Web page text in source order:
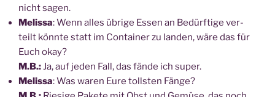
nicht sagen.
Melis­sa: Wenn alles übri­ge Essen an Bedürf­ti­ge ver­
teilt könn­te statt im Con­tai­ner zu lan­den, wäre das für
Euch okay?
M.B.:Ja, auf jeden Fall, das fän­de ich super.
Melis­sa: Was waren Eure tolls­ten Fän­ge?